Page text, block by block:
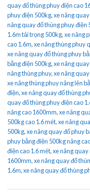
quay đổ thùng phuy điện cao
phuy điện 500kg,xe nâng
nâng quay đổ thùng phuy điện
1.6m tải trọng 500kg,xe nâng
cao 1.6m,xe nâng thùng phuy
xe nâng quay đổ thùng phuy
bằng điện 500kg,xe nâng
nâng thùng phuy,xe nâng
xe nâng thùng phuy nâng lên
điện,xe nâng quay đổ thùng
quay đổ thùng phuy điện cao
nâng cao 1600mm,xe nâng
500kg cao 1.6 mét,xe nâng
500kg,xe nâng quay đổ phuy
phuy bằng điện 500kg nâng
điện cao 1.6 mét,xe nâng quay
1600mm,xe nâng quay đổ
1.6m,xe nâng quay đổ thùng